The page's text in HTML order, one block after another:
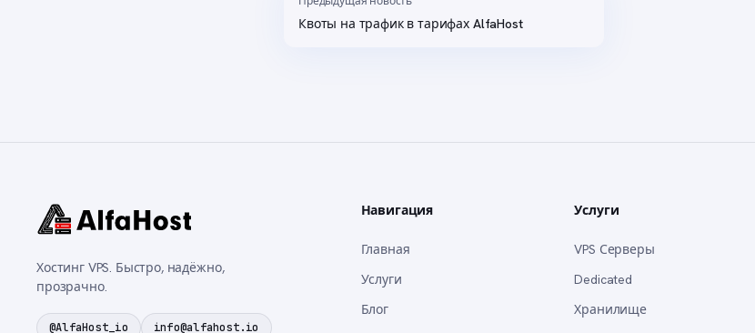
Квоты на трафик в тарифах AlfaHost
Хостинг VPS. Быстро, надёжно,
прозрачно.
@AlfaHost_io info@alfahost.io
Навигация
Главная
Услуги
Блог
Услуги
VPS Серверы
Dedicated
Хранилище